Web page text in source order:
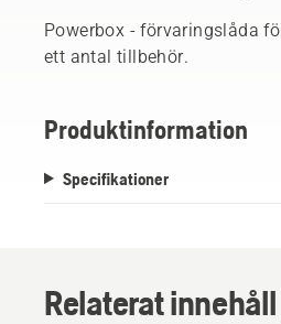
Powerbox - förvaringslåda
ett antal tillbehör.
Produktinformation
Specifikationer
Relaterat innehåll